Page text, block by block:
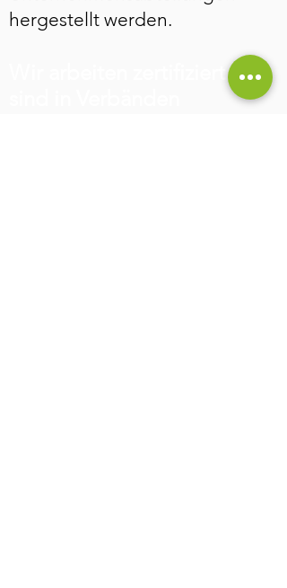
hergestellt werden.
Wir arbeiten zertifiziert und